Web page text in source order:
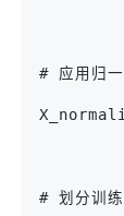
# 应用归一
# 划分训